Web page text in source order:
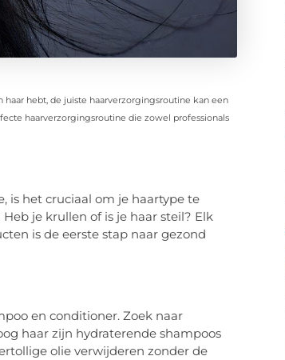
hebt, de juiste haarverzorgingsroutine kan een
haarverzorgingsroutine die zowel professionals
is het cruciaal om je haartype te
je krullen of is je haar steil? Elk
is de eerste stap naar gezond
en conditioner. Zoek naar
haar zijn hydraterende shampoos
olie verwijderen zonder de